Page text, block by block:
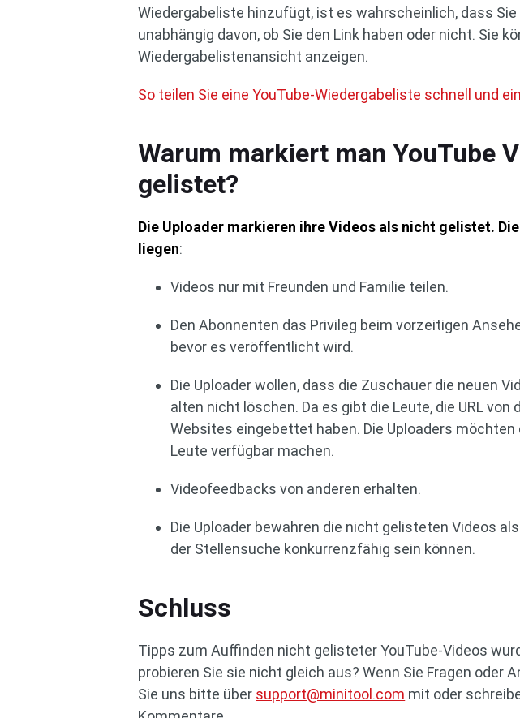
Wiedergabeliste hinzufügt, ist es wahrscheinlich, dass
unabhängig davon, ob Sie den Link haben oder nicht. Sie
Wiedergabelistenansicht anzeigen.
So teilen Sie eine YouTube-Wiedergabeliste schnell und
Warum markiert man YouTube
gelistet?
Die Uploader markieren ihre Videos als nicht gelistet.
liegen:
Videos nur mit Freunden und Familie teilen.
Den Abonnenten das Privileg beim vorzeitigen
bevor es veröffentlicht wird.
Die Uploader wollen, dass die Zuschauer die neuen
alten nicht löschen. Da es gibt die Leute, die URL von
Websites eingebettet haben. Die Uploaders
Leute verfügbar machen.
Videofeedbacks von anderen erhalten.
Die Uploader bewahren die nicht gelisteten Videos
der Stellensuche konkurrenzfähig sein können.
Schluss
Tipps zum Auffinden nicht gelisteter YouTube-Videos
probieren Sie sie nicht gleich aus? Wenn Sie Fragen oder
Sie uns bitte über support@minitool.com mit oder